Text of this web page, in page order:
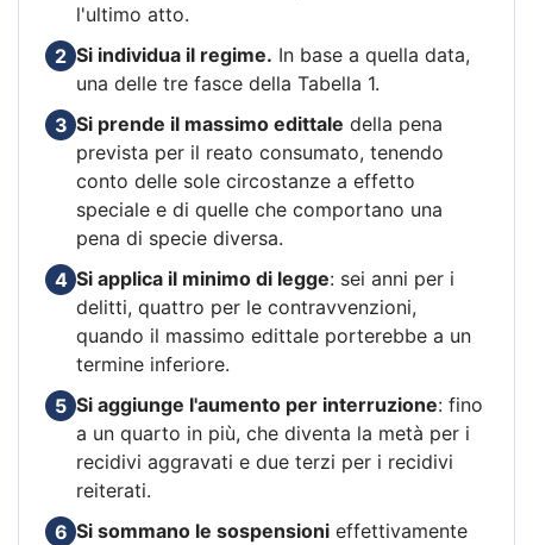
l'ultimo atto.
2 Si individua il regime. In base a quella data,
una delle tre fasce della Tabella 1.
3 Si prende il massimo edittale della pena
prevista per il reato consumato, tenendo
conto delle sole circostanze a effetto
speciale e di quelle che comportano una
pena di specie diversa.
4 Si applica il minimo di legge: sei anni per i
delitti, quattro per le contravvenzioni,
quando il massimo edittale porterebbe a un
termine inferiore.
5 Si aggiunge l'aumento per interruzione: fino
a un quarto in più, che diventa la metà per i
recidivi aggravati e due terzi per i recidivi
reiterati.
6 Si sommano le sospensioni effettivamente